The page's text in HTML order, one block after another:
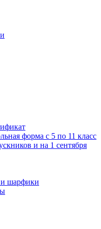
форма с 5 по 11 класс
и на 1 сентября
шарфики